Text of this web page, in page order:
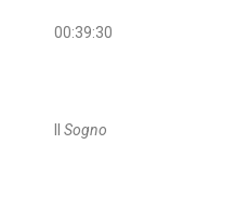
00:39:30
Sogno